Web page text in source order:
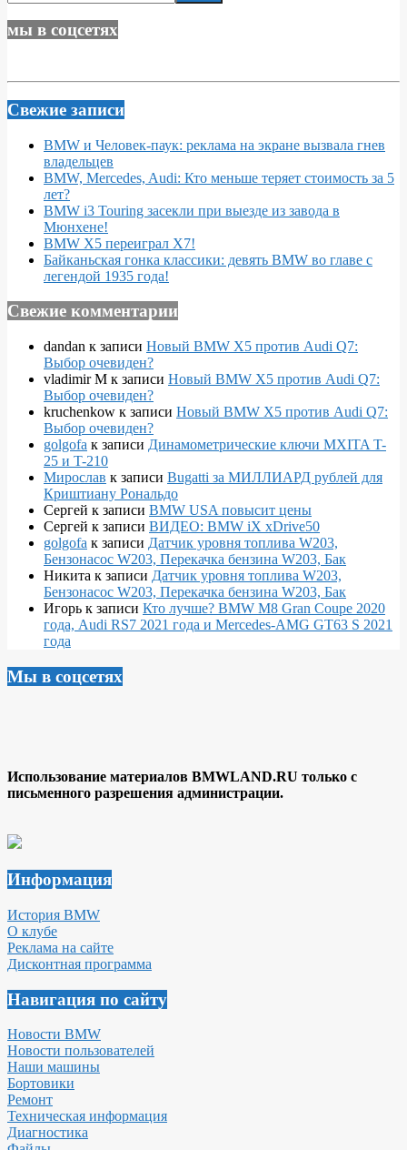
мы в соцсетях
Свежие записи
BMW и Человек-паук: реклама на экране вызвала гнев
владельцев
BMW, Mercedes, Audi: Кто меньше теряет стоимость за 5
лет?
BMW i3 Touring засекли при выезде из завода в
Мюнхене!
BMW X5 переиграл X7!
Байканьская гонка классики: девять BMW во главе с
легендой 1935 года!
Свежие комментарии
dandan к записи Новый BMW X5 против Audi Q7:
Выбор очевиден?
vladimir M к записи Новый BMW X5 против Audi Q7:
Выбор очевиден?
kruchenkow к записи Новый BMW X5 против Audi Q7:
Выбор очевиден?
golgofa к записи Динамометрические ключи MXITA T-
25 и T-210
Мирослав к записи Bugatti за МИЛЛИАРД рублей для
Криштиану Рональдо
Сергей к записи BMW USA повысит цены
Сергей к записи ВИДЕО: BMW iX xDrive50
golgofa к записи Датчик уровня топлива W203,
Бензонасос W203, Перекачка бензина W203, Бак
Никита к записи Датчик уровня топлива W203,
Бензонасос W203, Перекачка бензина W203, Бак
Игорь к записи Кто лучше? BMW M8 Gran Coupe 2020
года, Audi RS7 2021 года и Mercedes-AMG GT63 S 2021
года
Мы в соцсетях
Использование материалов BMWLAND.RU только с
письменного разрешения администрации.
Информация
История BMW
О клубе
Реклама на сайте
Дисконтная программа
Навигация по сайту
Новости BMW
Новости пользователей
Наши машины
Бортовики
Ремонт
Техническая информация
Диагностика